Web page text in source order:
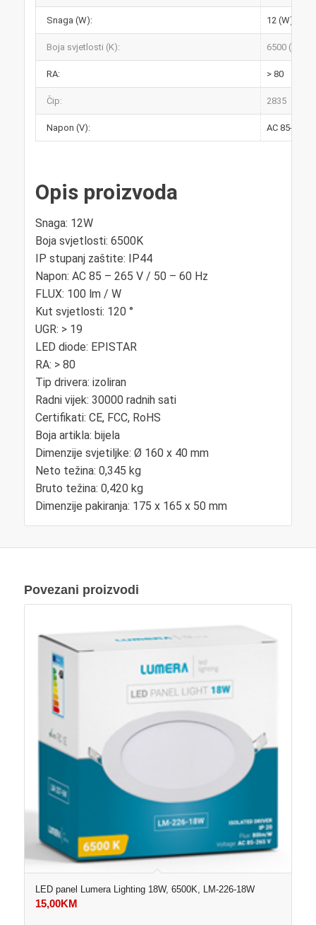
Snaga (W): 12 (W)
Boja svjetlosti (K): 6500 (K)
RA: > 80
Čip: 2835
Napon (V): AC 85-
Opis proizvoda
Snaga: 12W
Boja svjetlosti: 6500K
IP stupanj zaštite: IP44
Napon: AC 85 – 265 V / 50 – 60 Hz
FLUX: 100 lm / W
Kut svjetlosti: 120 °
UGR: > 19
LED diode: EPISTAR
RA: > 80
Tip drivera: izoliran
Radni vijek: 30000 radnih sati
Certifikati: CE, FCC, RoHS
Boja artikla: bijela
Dimenzije svjetiljke: Ø 160 x 40 mm
Neto težina: 0,345 kg
Bruto težina: 0,420 kg
Dimenzije pakiranja: 175 x 165 x 50 mm
Povezani proizvodi
LED panel Lumera Lighting 18W, 6500K, LM-226-18W
15,00KM